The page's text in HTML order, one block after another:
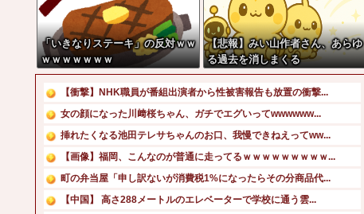
「いきなりステーキ」の反対ｗｗ
ｗｗｗｗｗｗｗ
【悲報】みい山作者さん、あらゆ
る過去を消しまくる
【衝撃】NHK職員が番組出演者から性被害報告も放置の衝撃...
女の顔になった川﨑桜ちゃん、ガチでエグいってwwwwww...
挿れたくなる池田テレサちゃんのお口、我慢できねえってww...
【画像】福岡、こんなのが普通に走ってるｗｗｗｗｗｗｗｗｗ...
町の弁当屋「申し訳ないが消費税1%になったらその分商品代...
【中国】 高さ288メートルのエレベーターで学校に通う雲...